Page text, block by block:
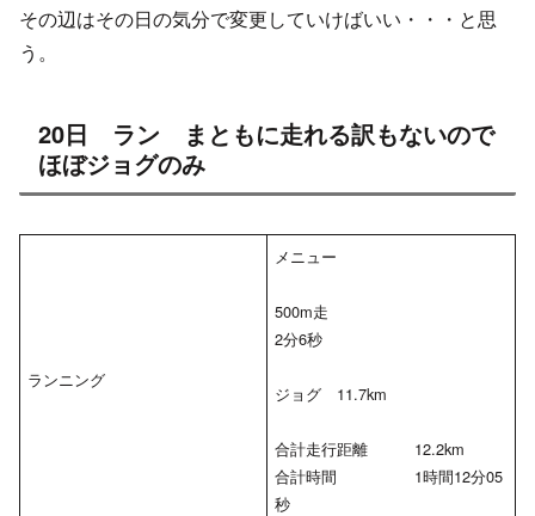
その辺はその日の気分で変更していけばいい・・・と思
う。
20日 ラン まともに走れる訳もないので
ほぼジョグのみ
ランニング
メニュー
500m走
2分6秒
ジョグ 11.7km
合計走行距離 12.2km
合計時間 1時間12分05
秒